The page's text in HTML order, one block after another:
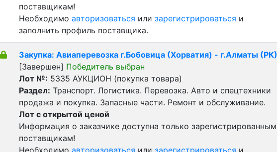
поставщикам!
Необходимо авторизоваться или зарегистрироваться и
заполнить профиль поставщика.
Закупка: Авиаперевозка г.Бобовица (Хорватия) - г.Алматы (РК)
[Завершен] Победитель выбран
Лот №: 5335 АУКЦИОН (покупка товара)
Раздел: Транспорт. Логистика. Перевозка. Авто и спецтехники
продажа и покупка. Запасные части. Ремонт и обслуживание.
Лот с открытой ценой
Информация о заказчике доступна только зарегистрированным
поставщикам!
Необходимо авторизоваться или зарегистрироваться и